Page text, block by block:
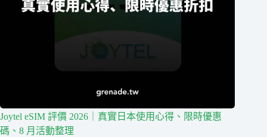
Joytel eSIM 評價 2026｜真實日本使用心得、限時優惠
碼、8 月活動整理